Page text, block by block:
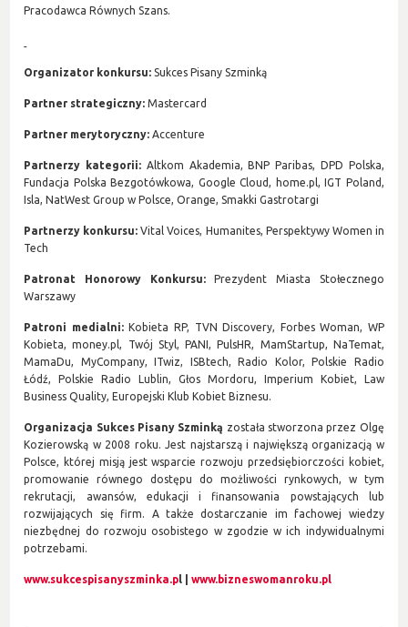
Pracodawca Równych Szans.
Organizator konkursu: Sukces Pisany Szminką
Partner strategiczny: Mastercard
Partner merytoryczny: Accenture
Partnerzy kategorii: Altkom Akademia, BNP Paribas, DPD Polska,
Fundacja Polska Bezgotówkowa, Google Cloud, home.pl, IGT Poland,
Isla, NatWest Group w Polsce, Orange, Smakki Gastrotargi
Partnerzy konkursu: Vital Voices, Humanites, Perspektywy Women in
Tech
Patronat Honorowy Konkursu:Prezydent Miasta Stołecznego
Warszawy
Patroni medialni:Kobieta RP, TVN Discovery, Forbes Woman, WP
Kobieta, money.pl, Twój Styl, PANI, PulsHR, MamStartup, NaTemat,
MamaDu, MyCompany, ITwiz, ISBtech, Radio Kolor, Polskie Radio
Łódź, Polskie Radio Lublin, Głos Mordoru, Imperium Kobiet, Law
Business Quality, Europejski Klub Kobiet Biznesu.
Organizacja Sukces Pisany Szminką została stworzona przez Olgę
Kozierowską w 2008 roku. Jest najstarszą i największą organizacją w
Polsce, której misją jest wsparcie rozwoju przedsiębiorczości kobiet,
promowanie równego dostępu do możliwości rynkowych, w tym
rekrutacji, awansów, edukacji i finansowania powstających lub
rozwijających się firm. A także dostarczanie im fachowej wiedzy
niezbędnej do rozwoju osobistego w zgodzie w ich indywidualnymi
potrzebami.
www.sukcespisanyszminka.p www.bizneswomanroku.pl